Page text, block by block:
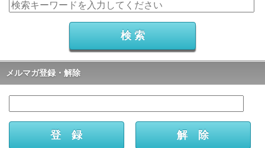
メルマガ登録・解除